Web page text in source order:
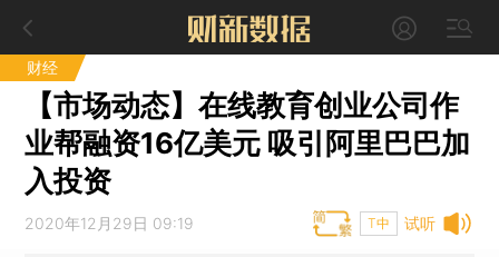
财经
【市场动态】在线教育创业公司作
业帮融资16亿美元 吸引阿里巴巴加
入投资
试听
2020年12月29日 09:19 T中